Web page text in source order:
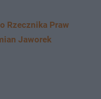
Rzecznika Praw
Jaworek